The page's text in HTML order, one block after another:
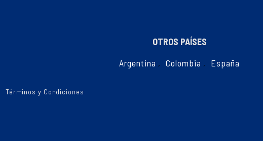
OTROS PAÍSES
Argentina , Colombia , España
Términos y Condiciones